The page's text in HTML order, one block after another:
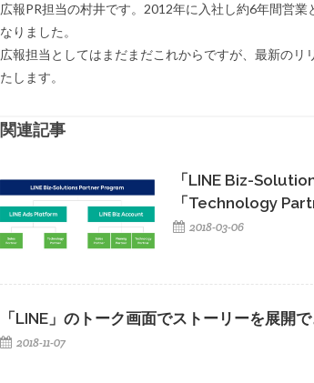
広報PR担当の村井です。2012年に入社し約6年間営
なりました。
広報担当としてはまだまだこれからですが、最新の
たします。
関連記事
「LINE Biz-
「Technology
2018-03-06
「LINE」のトーク画面でストーリーを展開
2018-11-07